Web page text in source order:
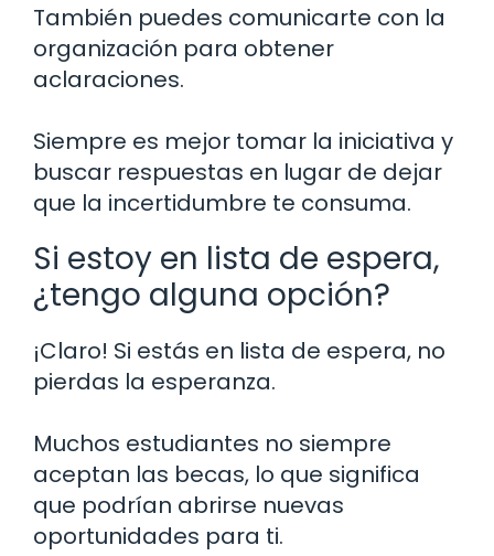
También puedes comunicarte con la
organización para obtener
aclaraciones.
Siempre es mejor tomar la iniciativa y
buscar respuestas en lugar de dejar
que la incertidumbre te consuma.
Si estoy en lista de espera,
¿tengo alguna opción?
¡Claro! Si estás en lista de espera, no
pierdas la esperanza.
Muchos estudiantes no siempre
aceptan las becas, lo que significa
que podrían abrirse nuevas
oportunidades para ti.